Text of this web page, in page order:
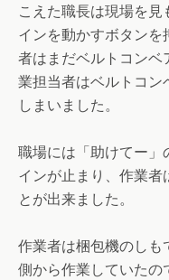
こえた職長は現場を
インを動かすボタン
者はまだベルトコン
業担当者はベルトコン
しまいました。
職場には「助けてー」
インが止まり、作業者
とが出来ました。
作業者は梱包機のしも
側から作業していたの